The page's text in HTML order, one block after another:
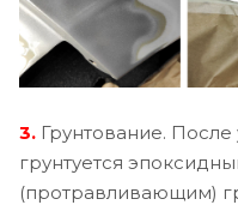
3. Грунтование.
грунтуется
(протравливающим)